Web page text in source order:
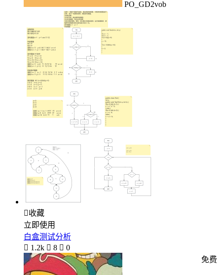
PO_GD2vob
收藏
立即使用
白盒测试分析
 1.2k  8  0
免费